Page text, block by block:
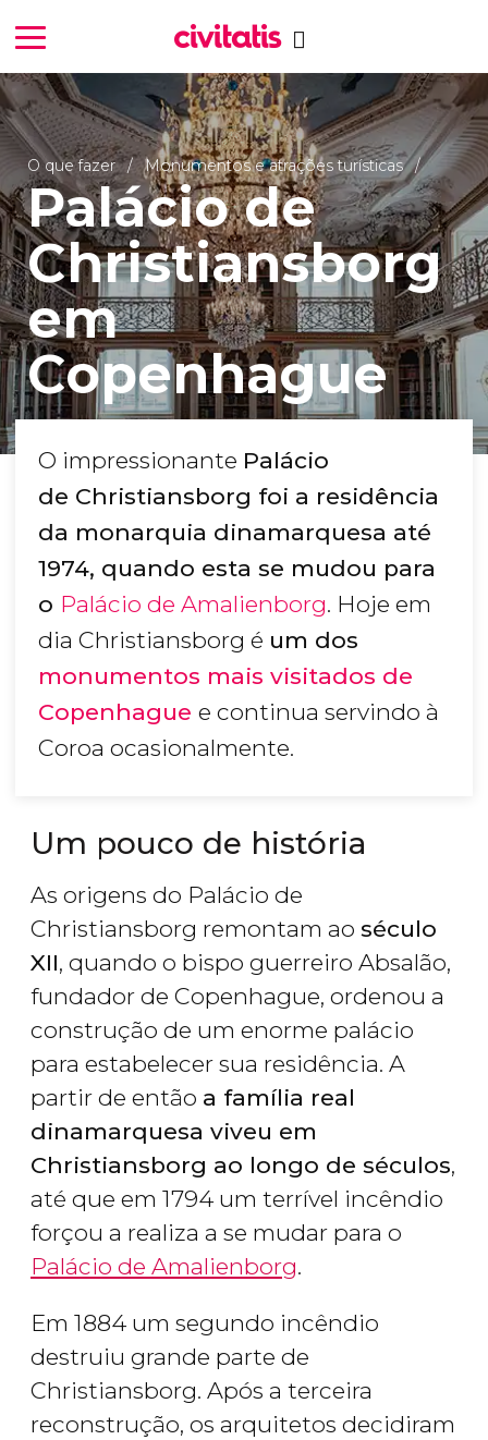
O que fazer Monumentos e atrações turísticas
Palácio de
Christiansborg
em
Copenhague
O impressionante Palácio
de Christiansborg foi a residência
da monarquia dinamarquesa até
1974, quando esta se mudou para
o Palácio de Amalienborg. Hoje em
dia Christiansborg é um dos
monumentos mais visitados de
Copenhague e continua servindo à
Coroa ocasionalmente.
Um pouco de história
As origens do Palácio de
Christiansborg remontam ao século
XII, quando o bispo guerreiro Absalão,
fundador de Copenhague, ordenou a
construção de um enorme palácio
para estabelecer sua residência. A
partir de então a família real
dinamarquesa viveu em
Christiansborg​ ao longo de séculos,
até que em 1794 um terrível incêndio
forçou a realiza a se mudar para o
Palácio de Amalienborg.
Em 1884 um segundo incêndio
destruiu grande parte de
Christiansborg. Após a terceira
reconstrução, os arquitetos decidiram